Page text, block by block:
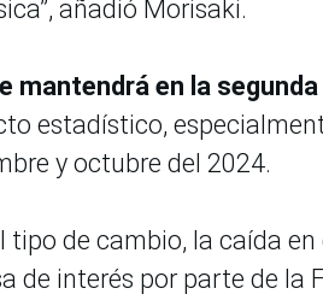
añadió Morisaki.
mantendrá en la
estadístico,
y octubre del 2024.
de cambio, la caída en
de interés por parte de la